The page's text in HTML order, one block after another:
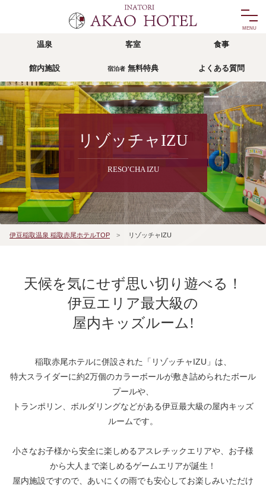
食事
food
館内施設
facility
リゾッチャIZU
risocha izu
宿泊者 無料特典
privilege
アクセス よくある質問
reservation
予約確認・キャンセル
宿泊約款 プライバシーポリシー
温泉 客室 食事
館内施設 宿泊者 無料特典 よくある質問
リゾッチャIZU
RESO’CHA IZU
伊豆稲取温泉 稲取赤尾ホテルTOP > リゾッチャIZU
天候を気にせず思い切り遊べる！
伊豆エリア最大級の
屋内キッズルーム!
稲取赤尾ホテルに併設された「リゾッチャIZU」は、
特大スライダーに約2万個のカラーボールが敷き詰められたボール
プールや、
トランポリン、ボルダリングなどがある伊豆最大級の屋内キッズ
ルームです。
小さなお子様から安全に楽しめるアスレチックエリアや、お⼦様
から⼤⼈まで楽しめるゲームエリアが誕⽣！
屋内施設ですので、あいにくの⾬でも安⼼してお楽しみいただけ